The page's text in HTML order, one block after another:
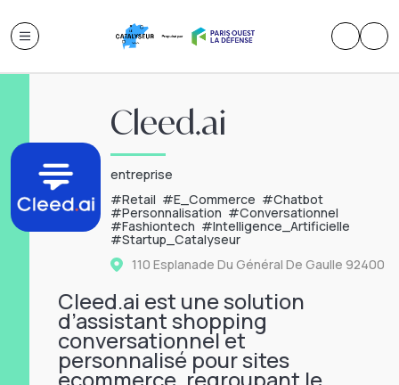
Cleed.ai
entreprise
#Retail #E_Commerce #Chatbot
#Personnalisation #Conversationnel
#Fashiontech #Intelligence_Artificielle
#Startup_Catalyseur
110 Esplanade Du Général De Gaulle 92400
Cleed.ai est une solution
d’assistant shopping
conversationnel et
personnalisé pour sites
ecommerce, regroupant le